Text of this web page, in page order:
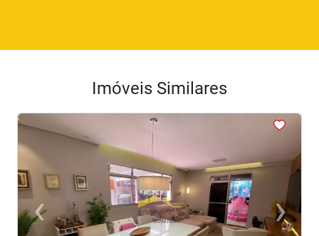
Imóveis Similares
<<
‹Previous ›Next